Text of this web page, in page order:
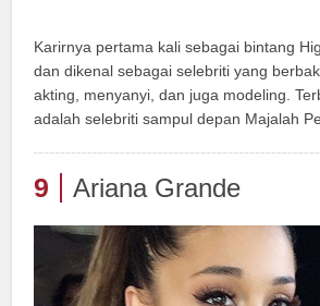
Karirnya pertama kali sebagai bintang
dan dikenal sebagai selebriti yang
akting, menyanyi, dan juga modeling.
adalah selebriti sampul depan Majalah
9 Ariana Grande